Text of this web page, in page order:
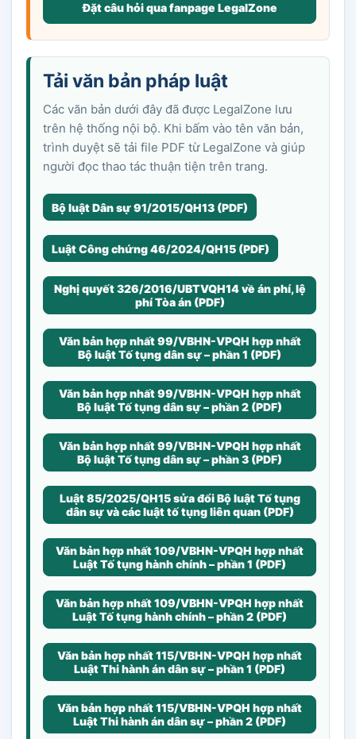
Đặt câu hỏi qua fanpage LegalZone
Tải văn bản pháp luật
Các văn bản dưới đây đã được LegalZone lưu
trên hệ thống nội bộ. Khi bấm vào tên văn bản,
trình duyệt sẽ tải file PDF từ LegalZone và giúp
người đọc thao tác thuận tiện trên trang.
Bộ luật Dân sự 91/2015/QH13 (PDF)
Luật Công chứng 46/2024/QH15 (PDF)
Nghị quyết 326/2016/UBTVQH14 về án phí, lệ
phí Tòa án (PDF)
Văn bản hợp nhất 99/VBHN-VPQH hợp nhất
Bộ luật Tố tụng dân sự – phần 1 (PDF)
Văn bản hợp nhất 99/VBHN-VPQH hợp nhất
Bộ luật Tố tụng dân sự – phần 2 (PDF)
Văn bản hợp nhất 99/VBHN-VPQH hợp nhất
Bộ luật Tố tụng dân sự – phần 3 (PDF)
Luật 85/2025/QH15 sửa đổi Bộ luật Tố tụng
dân sự và các luật tố tụng liên quan (PDF)
Văn bản hợp nhất 109/VBHN-VPQH hợp nhất
Luật Tố tụng hành chính – phần 1 (PDF)
Văn bản hợp nhất 109/VBHN-VPQH hợp nhất
Luật Tố tụng hành chính – phần 2 (PDF)
Văn bản hợp nhất 115/VBHN-VPQH hợp nhất
Luật Thi hành án dân sự – phần 1 (PDF)
Văn bản hợp nhất 115/VBHN-VPQH hợp nhất
Luật Thi hành án dân sự – phần 2 (PDF)